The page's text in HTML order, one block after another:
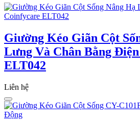
Giường Kéo Giãn Cột
Lưng Và Chân Bằng
ELT042
Liên hệ